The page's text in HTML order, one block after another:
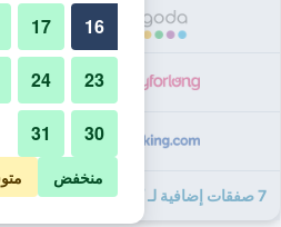
7 صفقات إضافية لـ كلوب بالوليم
16
17
23
24
30
31
منخفض